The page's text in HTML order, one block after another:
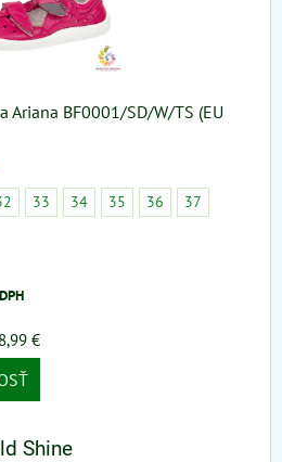
Ariana BF0001/SD/W/TS (EU
33 34 35 36
37
€
Shine